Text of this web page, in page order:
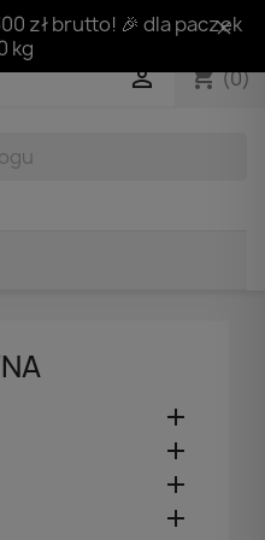
zł brutto! 🎉 dla paczek
kg
shopping_cart(0)




